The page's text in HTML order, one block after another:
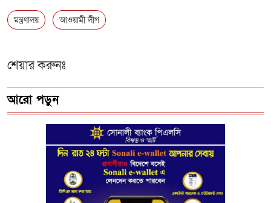
মন্ত্রণালয় আওয়ামী লীগ
শেয়ার করুনঃ
আরো পড়ুন